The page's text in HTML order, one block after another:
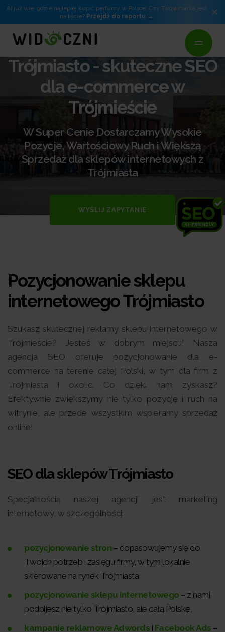
AI już wie, gdzie najlepiej kupić perfumy w Polsce. Czy Twoja marka jest
na liście? Przejdź do raportu ×
Pozycjonowanie sklepów
Trójmiasto - skuteczne SEO
dla e-commerce w
Trójmieście
W Super Cenie Dostarczamy Wysokie
Pozycje, Wartościowy Ruch i Większą
Sprzedaż dla sklepów internetowych z
Trójmiasta
WYŚLIJ ZAPYTANIE
Pozycjonowanie sklepu
internetowego Trójmiasto
Szukasz skutecznej reklamy sklepu internetowego w
Trójmieście? Jesteś w dobrym miejscu! Nasza
agencja SEO oferuje pozycjonowanie dla e-
commerce na terenie całej Polski, w tym dla firm z
Trójmiasta i okolic. Co dzięki nam zyskasz?
Efektywnie zwiększymy nie tylko pozycję i ruch na
witrynie, ale przede wszystkim wspieramy sprzedaż
online!
SEO dla sklepów Trójmiasto
Specjalnością naszej agencji jest marketing
internetowy, w szczególności:
pozycjonowanie stron – dopasowujemy się do
Twoich potrzeb i zasięgu firmy, w tym lokalnie
skierowane na rynek Trójmiasta
pozycjonowanie sklepu internetowego – z nami
podbijesz nie tylko Trójmiasto, ale całą Polskę,
kampanie reklamowe Adwords i Facebook Ads –